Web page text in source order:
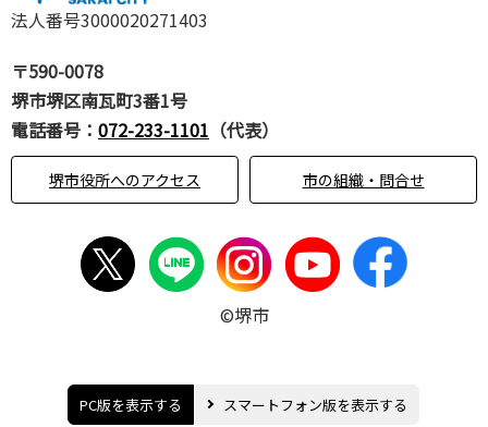
法人番号3000020271403
〒590-0078
堺市堺区南瓦町3番1号
電話番号： 072-233-1101 （代表）
堺市役所へのアクセス 市の組織・問合せ
©堺市
PC版を表示する スマートフォン版を表示する